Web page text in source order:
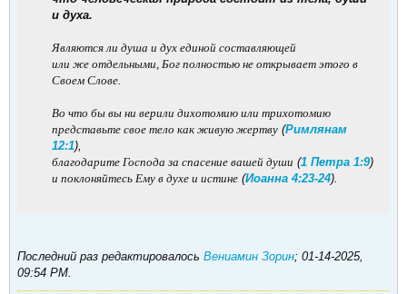
и духа.
Являются ли душа и дух единой составляющей
или же отдельными, Бог полностью не открывает этого в
Своем Слове.
Во что бы вы ни верили дихотомию или трихотомию
представьте свое тело как живую жертву (Римлянам
12:1),
благодарите Господа за спасение вашей души (1 Петра 1:9)
и поклоняйтесь Ему в духе и истине (Иоанна 4:23-24).
Последний раз редактировалось Вениамин Зорин; 01-14-2025,
09:54 PM.